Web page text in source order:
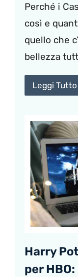
Perché i
così e
quello che
bellezza
Leggi Tutto
Harry
per